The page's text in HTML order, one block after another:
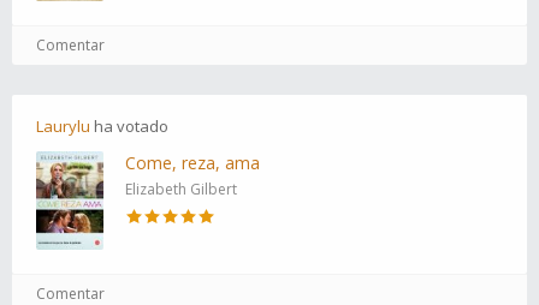
Comentar
Laurylu ha votado
Come, reza, ama
Elizabeth Gilbert
Comentar